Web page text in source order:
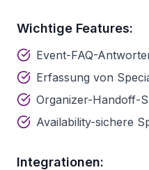
Wichtige Features:
Event-FAQ-
Erfassung von
Organizer-Handoff-
Availability-sichere
Integrationen: